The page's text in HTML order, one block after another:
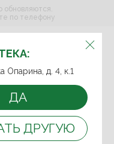
ВЫБЕРИТЕ АПТЕКУ:
Опарина,
Опарина, д. 4, к.1
ДА
ДРУГУЮ
обновляются.
по телефону
+7 (499) 749-74-89
78-73